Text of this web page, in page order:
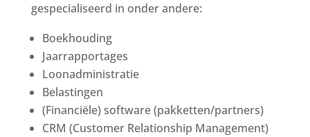
gespecialiseerd in onder andere:
Boekhouding
Jaarrapportages
Loonadministratie
Belastingen
(Financiële) software (pakketten/partners)
CRM (Customer Relationship Management)